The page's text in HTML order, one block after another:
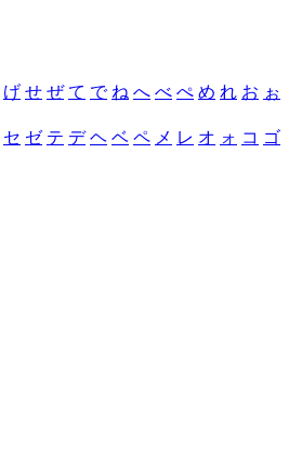
げ せ ぜ て で ね へ べ ぺ め れ お ぉ
セ ゼ テ デ ヘ ベ ペ メ レ オ ォ コ ゴ